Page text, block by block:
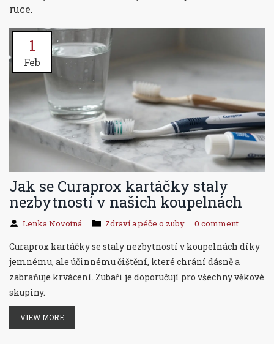
ruce.
1
Feb
Jak se Curaprox kartáčky staly
nezbytností v našich koupelnách
Lenka Novotná Zdraví a péče o zuby 0 comment
Curaprox kartáčky se staly nezbytností v koupelnách díky
jemnému, ale účinnému čištění, které chrání dásně a
zabraňuje krvácení. Zubaři je doporučují pro všechny věkové
skupiny.
VIEW MORE